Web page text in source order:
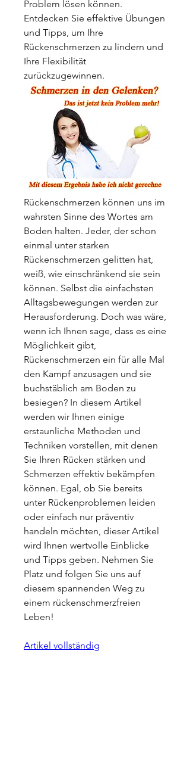
Problem lösen können.
Entdecken Sie effektive Übungen
und Tipps, um Ihre
Rückenschmerzen zu lindern und
Ihre Flexibilität
zurückzugewinnen.
Rückenschmerzen können uns im
wahrsten Sinne des Wortes am
Boden halten. Jeder, der schon
einmal unter starken
Rückenschmerzen gelitten hat,
weiß, wie einschränkend sie sein
können. Selbst die einfachsten
Alltagsbewegungen werden zur
Herausforderung. Doch was wäre,
wenn ich Ihnen sage, dass es eine
Möglichkeit gibt,
Rückenschmerzen ein für alle Mal
den Kampf anzusagen und sie
buchstäblich am Boden zu
besiegen? In diesem Artikel
werden wir Ihnen einige
erstaunliche Methoden und
Techniken vorstellen, mit denen
Sie Ihren Rücken stärken und
Schmerzen effektiv bekämpfen
können. Egal, ob Sie bereits
unter Rückenproblemen leiden
oder einfach nur präventiv
handeln möchten, dieser Artikel
wird Ihnen wertvolle Einblicke
und Tipps geben. Nehmen Sie
Platz und folgen Sie uns auf
diesem spannenden Weg zu
einem rückenschmerzfreien
Leben!
Artikel vollständig